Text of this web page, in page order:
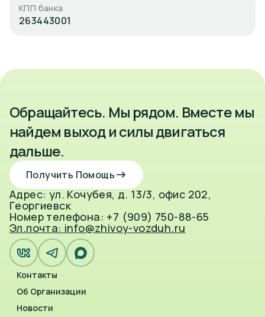
КПП банка
263443001
Обращайтесь. Мы рядом. Вместе мы
найдем выход и силы двигаться
дальше.
Получить Помощь
Адрес: ул. Кочубея, д. 13/3, офис 202,
Георгиевск
Номер телефона: +7 (909) 750-88-65
Эл.почта: info@zhivoy-vozduh.ru
Контакты
Об Организации
Новости